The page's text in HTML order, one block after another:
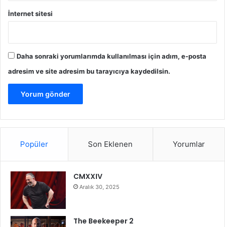
İnternet sitesi
Daha sonraki yorumlarımda kullanılması için adım, e-posta
adresim ve site adresim bu tarayıcıya kaydedilsin.
Popüler Son Eklenen Yorumlar
CMXXIV
Aralık 30, 2025
The Beekeeper 2